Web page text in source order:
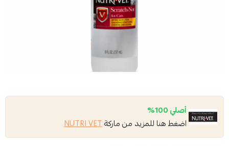
أصلي 100%
اضغط هنا للمزيد من ماركةNUTRI VET